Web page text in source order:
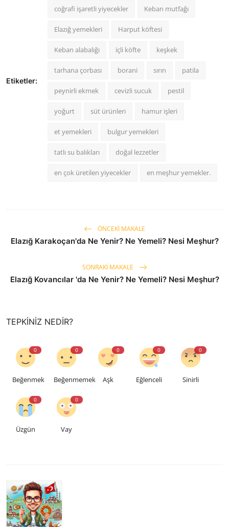
Etiketler:
coğrafi işaretli yiyecekler Keban mutfağı
Elazığ yemekleri Harput köftesi
Keban alabalığı içli köfte keşkek
tarhana çorbası borani sırın patila
peynirli ekmek cevizli sucuk pestil
yoğurt süt ürünleri hamur işleri
et yemekleri bulgur yemekleri
tatlı su balıkları doğal lezzetler
en çok üretilen yiyecekler en meşhur yemekler.
ÖNCEKI MAKALE
Elazığ Karakoçan'da Ne Yenir? Ne Yemeli? Nesi Meşhur?
SONRAKI MAKALE
Elazığ Kovancılar 'da Ne Yenir? Ne Yemeli? Nesi Meşhur?
TEPKINIZ NEDIR?
0
Beğenmek
0
Beğenmemek
0
Aşk
0
Eğlenceli
0
Sinirli
0
Üzgün
0
Vay